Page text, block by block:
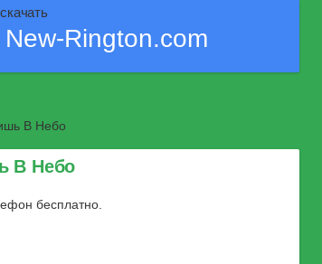
Rington.com
В Небо
В Небо
бесплатно.